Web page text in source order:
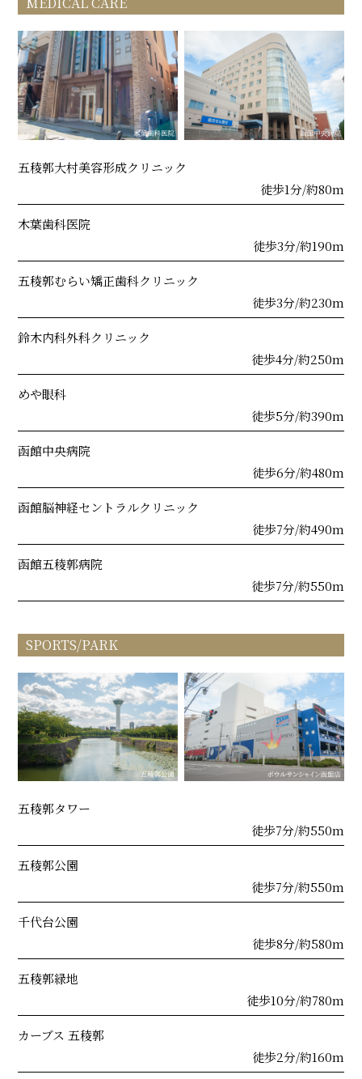
五稜郭大村美容形成クリニック
徒歩1分/約80m
木葉歯科医院
徒歩3分/約190m
五稜郭むらい矯正歯科クリニック
徒歩3分/約230m
鈴木内科外科クリニック
徒歩4分/約250m
めや眼科
徒歩5分/約390m
函館中央病院
徒歩6分/約480m
函館脳神経セントラルクリニック
徒歩7分/約490m
函館五稜郭病院
徒歩7分/約550m
SPORTS/PARK
五稜郭タワー
徒歩7分/約550m
五稜郭公園
徒歩7分/約550m
千代台公園
徒歩8分/約580m
五稜郭緑地
徒歩10分/約780m
カーブス 五稜郭
徒歩2分/約160m